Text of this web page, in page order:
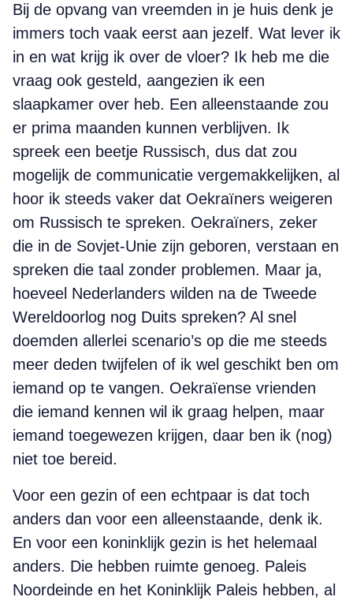
Bij de opvang van vreemden in je huis denk je
immers toch vaak eerst aan jezelf. Wat lever ik
in en wat krijg ik over de vloer? Ik heb me die
vraag ook gesteld, aangezien ik een
slaapkamer over heb. Een alleenstaande zou
er prima maanden kunnen verblijven. Ik
spreek een beetje Russisch, dus dat zou
mogelijk de communicatie vergemakkelijken, al
hoor ik steeds vaker dat Oekraïners weigeren
om Russisch te spreken. Oekraïners, zeker
die in de Sovjet-Unie zijn geboren, verstaan en
spreken die taal zonder problemen. Maar ja,
hoeveel Nederlanders wilden na de Tweede
Wereldoorlog nog Duits spreken? Al snel
doemden allerlei scenario’s op die me steeds
meer deden twijfelen of ik wel geschikt ben om
iemand op te vangen. Oekraïense vrienden
die iemand kennen wil ik graag helpen, maar
iemand toegewezen krijgen, daar ben ik (nog)
niet toe bereid.
Voor een gezin of een echtpaar is dat toch
anders dan voor een alleenstaande, denk ik.
En voor een koninklijk gezin is het helemaal
anders. Die hebben ruimte genoeg. Paleis
Noordeinde en het Koninklijk Paleis hebben, al